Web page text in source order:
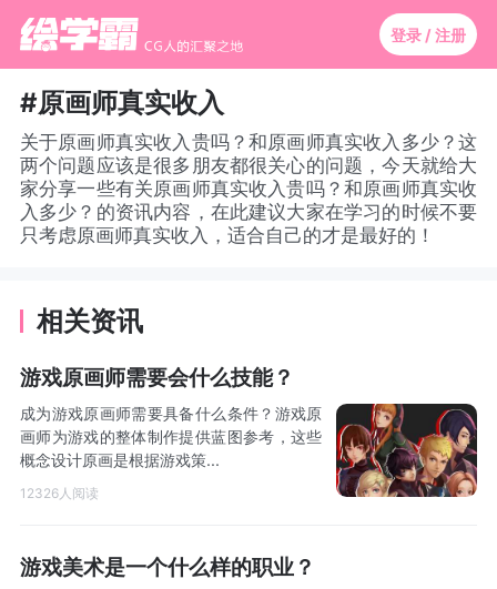
登录 / 注册
#原画师真实收入
关于原画师真实收入贵吗？和原画师真实收入多少？这
两个问题应该是很多朋友都很关心的问题，今天就给大
家分享一些有关原画师真实收入贵吗？和原画师真实收
入多少？的资讯内容，在此建议大家在学习的时候不要
只考虑原画师真实收入，适合自己的才是最好的！
相关资讯
游戏原画师需要会什么技能？
成为游戏原画师需要具备什么条件？游戏原
画师为游戏的整体制作提供蓝图参考，这些
概念设计原画是根据游戏策...
12326人阅读
游戏美术是一个什么样的职业？